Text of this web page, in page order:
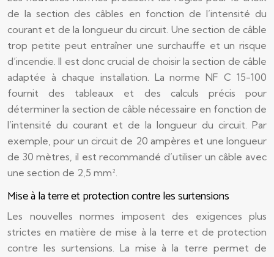
de la section des câbles en fonction de l’intensité du
courant et de la longueur du circuit. Une section de câble
trop petite peut entraîner une surchauffe et un risque
d’incendie. Il est donc crucial de choisir la section de câble
adaptée à chaque installation. La norme NF C 15-100
fournit des tableaux et des calculs précis pour
déterminer la section de câble nécessaire en fonction de
l’intensité du courant et de la longueur du circuit. Par
exemple, pour un circuit de 20 ampères et une longueur
de 30 mètres, il est recommandé d’utiliser un câble avec
une section de 2,5 mm².
Mise à la terre et protection contre les surtensions
Les nouvelles normes imposent des exigences plus
strictes en matière de mise à la terre et de protection
contre les surtensions. La mise à la terre permet de